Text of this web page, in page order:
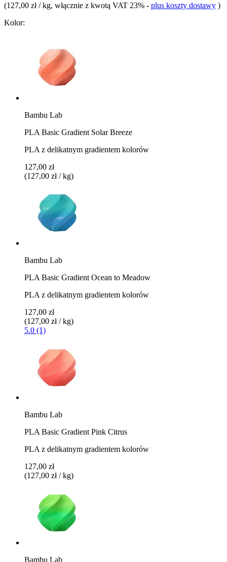
(127,00 zł / kg, włącznie z kwotą VAT 23% - plus koszty dostawy )
Kolor:
Bambu Lab
PLA Basic Gradient Solar Breeze
PLA z delikatnym gradientem kolorów
127,00 zł
(127,00 zł / kg)
Bambu Lab
PLA Basic Gradient Ocean to Meadow
PLA z delikatnym gradientem kolorów
127,00 zł
(127,00 zł / kg)
5.0 (1)
Bambu Lab
PLA Basic Gradient Pink Citrus
PLA z delikatnym gradientem kolorów
127,00 zł
(127,00 zł / kg)
Bambu Lab